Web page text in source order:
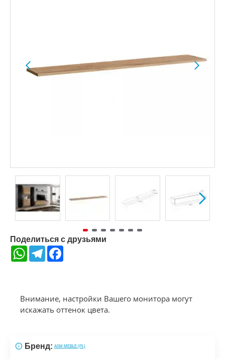
Поделиться с друзьями
WhatsAppTelegram
Внимание, настройки Вашего монитора могут
искажать оттенок цвета.
Бренд: ASM MEBLE (PL)